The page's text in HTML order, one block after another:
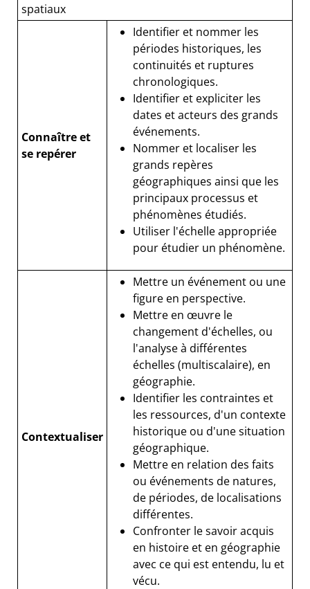
spatiaux
Connaître et
se repérer
Identifier et nommer les
périodes historiques, les
continuités et ruptures
chronologiques.
Identifier et expliciter les
dates et acteurs des grands
événements.
Nommer et localiser les
grands repères
géographiques ainsi que les
principaux processus et
phénomènes étudiés.
Utiliser l'échelle appropriée
pour étudier un phénomène.
Contextualiser
Mettre un événement ou une
figure en perspective.
Mettre en œuvre le
changement d'échelles, ou
l'analyse à différentes
échelles (multiscalaire), en
géographie.
Identifier les contraintes et
les ressources, d'un contexte
historique ou d'une situation
géographique.
Mettre en relation des faits
ou événements de natures,
de périodes, de localisations
différentes.
Confronter le savoir acquis
en histoire et en géographie
avec ce qui est entendu, lu et
vécu.